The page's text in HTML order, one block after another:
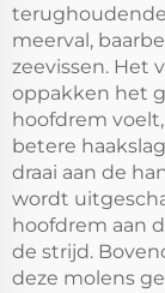
terughoudende
meerval,
zeevissen. Het
oppakken het
hoofdrem
betere
draai aan de
wordt
hoofdrem aan
de strijd.
deze molens